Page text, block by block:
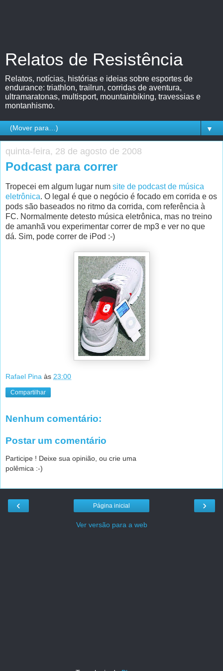
Relatos de Resistência
Relatos, notícias, histórias e ideias sobre esportes de
endurance: triathlon, trailrun, corridas de aventura,
ultramaratonas, multisport, mountainbiking, travessias e
montanhismo.
▼
quinta-feira, 28 de agosto de 2008
Podcast para correr
Tropecei em algum lugar num site de podcast de música
eletrônica. O legal é que o negócio é focado em corrida e os
pods são baseados no ritmo da corrida, com referência à
FC. Normalmente detesto música eletrônica, mas no treino
de amanhã vou experimentar correr de mp3 e ver no que
dá. Sim, pode correr de iPod :-)
Rafael Pina às 23:00
Compartilhar
Nenhum comentário:
Postar um comentário
Participe ! Deixe sua opinião, ou crie uma
polêmica :-)
‹ ›
Página inicial
Ver versão para a web